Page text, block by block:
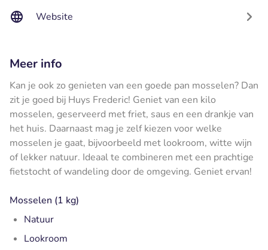
Website
Meer info
Kan je ook zo genieten van een goede pan mosselen? Dan
zit je goed bij Huys Frederic! Geniet van een kilo
mosselen, geserveerd met friet, saus en een drankje van
het huis. Daarnaast mag je zelf kiezen voor welke
mosselen je gaat, bijvoorbeeld met lookroom, witte wijn
of lekker natuur. Ideaal te combineren met een prachtige
fietstocht of wandeling door de omgeving. Geniet ervan!
Mosselen (1 kg)
Natuur
Lookroom